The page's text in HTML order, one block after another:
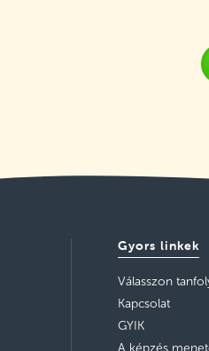
Gyors linkek
Válasszon
Kapcsolat
GYIK
A képzés